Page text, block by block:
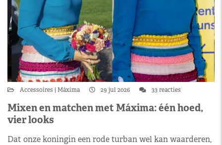
Accessoires Máxima 29 jul 2026 33 reacties
Mixen en matchen met Máxima: één hoed,
vier looks
Dat onze koningin een rode turban wel kan waarderen,